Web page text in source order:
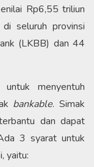
Rp6,55 triliun
seluruh provinsi
(LKBB) dan 44
menyentuh
bankable. Simak
dan dapat
3 syarat untuk
yaitu: